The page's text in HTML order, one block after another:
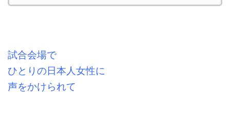
試合会場で
ひとりの日本人女性に
声をかけられて